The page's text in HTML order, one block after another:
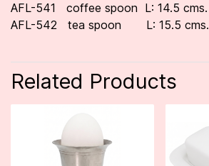
AFL-541 coffee spoon L: 14.5 cms.
AFL-542 tea spoon L: 15.5 cms.
Related Products